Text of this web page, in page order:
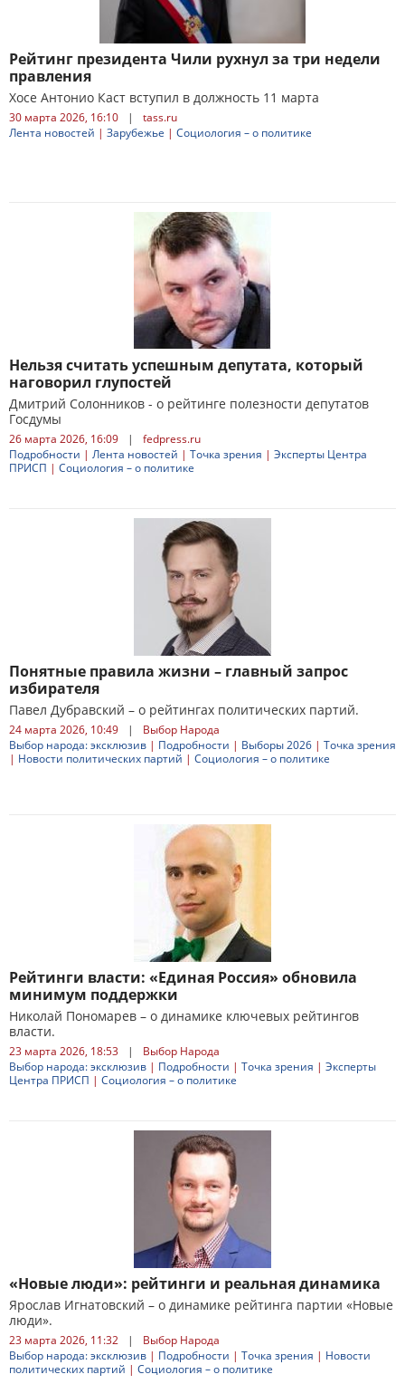
Рейтинг президента Чили рухнул за три недели
правления
Хосе Антонио Каст вступил в должность 11 марта
30 марта 2026, 16:10 |
tass.ru
Лента новостей | Зарубежье | Социология – о политике
Нельзя считать успешным депутата, который
наговорил глупостей
Дмитрий Солонников - о рейтинге полезности депутатов
Госдумы
26 марта 2026, 16:09 |
fedpress.ru
Подробности | Лента новостей | Точка зрения | Эксперты Центра
ПРИСП | Социология – о политике
Понятные правила жизни – главный запрос
избирателя
Павел Дубравский – о рейтингах политических партий.
24 марта 2026, 10:49 |
Выбор Народа
Выбор народа: эксклюзив | Подробности | Выборы 2026 | Точка зрения
| Новости политических партий | Социология – о политике
Рейтинги власти: «Единая Россия» обновила
минимум поддержки
Николай Пономарев – о динамике ключевых рейтингов
власти.
23 марта 2026, 18:53 |
Выбор Народа
Выбор народа: эксклюзив | Подробности | Точка зрения | Эксперты
Центра ПРИСП | Социология – о политике
«Новые люди»: рейтинги и реальная динамика
Ярослав Игнатовский – о динамике рейтинга партии «Новые
люди».
23 марта 2026, 11:32 |
Выбор Народа
Выбор народа: эксклюзив | Подробности | Точка зрения | Новости
политических партий | Социология – о политике